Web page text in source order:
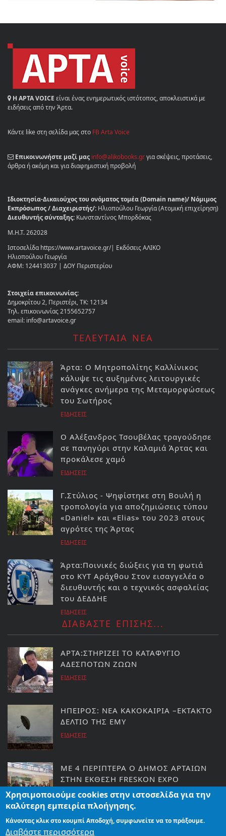
Η ΑΡΤΑ VOICE είναι ένας ενημερωτικός ιστότοπος, αποκλειστικά με
ειδήσεις από την Άρτα.
Κάντε like στη σελίδα μας στο FB Arta Voice
Επικοινωνήστε μαζί μας info@alikobooks.grγια σκέψεις, προτάσεις,
άρθρα ή ακόμη και για διαφημιστική προβολή
Ιδιοκτησία-Δικαιούχος του ονόματος τομέα (Domain name)/ Νόμιμος
Εκπρόσωπος / Διαχειριστής/: Ηλιοπούλου Γεωργία (Ατομική επιχείρηση)
Διευθυντής σύνταξης: Κωνσταντίνος Μπορδόκας
Μ.Η.Τ. 262028
Ιστοσελίδα https://www.artavoice.gr/| Εκδόσεις ΑΛΙΚΟ
Ηλιοπούλου Γεωργία
ΑΦΜ: 124413037 | ΔΟΥ Περιστερίου
Στοιχεία επικοινωνίας:
Δημοκρίτου 2, Περιστέρι, ΤΚ: 12134
Τηλ. επικοινωνίας 2155652757
email: info@artavoice.gr
ΤΕΛΕΥΤΑΙΑ ΝΕΑ
Άρτα: Ο Μητροπολίτης Καλλίνικος
κάλυψε τις αυξημένες λειτουργικές
ανάγκες ανήμερα της Μεταμορφώσεως
του Σωτήρος
ΕΙΔΗΣΕΙΣ
Ο Αλέξανδρος Τσουβέλας τραγούδησε
σε πανηγύρι στην Καλαμιά Άρτας και
προκάλεσε χαμό
ΕΙΔΗΣΕΙΣ
Γ.Στύλιος - Ψηφίστηκε στη Βουλή η
τροπολογία για αποζημιώσεις τύπου
«Daniel» και «Elias» του 2023 στους
αγρότες της Άρτας
ΕΙΔΗΣΕΙΣ
Άρτα:Ποινικές διώξεις για τη φωτιά
στο ΚΥΤ Αράχθου Στον εισαγγελέα ο
διευθυντής και ο τεχνικός ασφαλείας
του ΔΕΔΔΗΕ
ΕΙΔΗΣΕΙΣ
ΔΙΑΒΑΣΤΕ ΕΠΙΣΗΣ...
ΑΡΤΑ:ΣΤΗΡΙΖΕΙ ΤΟ ΚΑΤΑΦΥΓΙΟ
ΑΔΕΣΠΟΤΩΝ ΖΩΩΝ
ΕΙΔΗΣΕΙΣ
ΗΠΕΙΡΟΣ: ΝΕΑ ΚΑΚΟΚΑΙΡΙΑ –ΕΚΤΑΚΤΟ
ΔΕΛΤΙΟ ΤΗΣ ΕΜΥ
ΕΙΔΗΣΕΙΣ
ΜΕ 4 ΠΕΡΙΠΤΕΡΑ Ο ΔΗΜΟΣ ΑΡΤΑΙΩΝ
ΣΤΗΝ ΕΚΘΕΣΗ FRESKON EXPO
ΕΙΔΗΣΕΙΣ
ΑΡΤΑ: ΜΟΝΑΔΙΚΕΣ ΠΟΛΙΤΙΣΤΙΚΕΣ
Χρησιμοποιούμε cookies στην ιστοσελίδα για την
καλύτερη εμπειρία πλοήγησης.
Κάνοντας κλικ στο κουμπί Αποδοχή, συμφωνείτε να το πράξουμε.
Διαβάστε περισσότερα